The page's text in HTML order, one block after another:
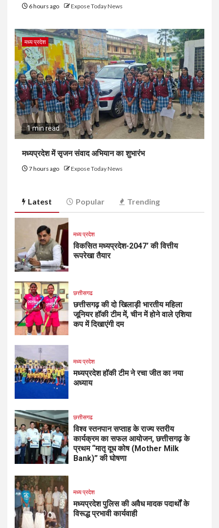
6 hours ago Expose Today News
मध्य प्रदेश
1 min read
मध्यप्रदेश में सृजन संवाद अभियान का शुभारंभ
7 hours ago Expose Today News
Latest Popular Trending
मध्य प्रदेश
विकसित मध्यप्रदेश-2047’ की वित्तीय
रूपरेखा तैयार
छत्तीसगढ
छत्तीसगढ़ की दो खिलाड़ी भारतीय महिला
जूनियर हॉकी टीम में, चीन में होने वाले एशिया
कप में दिखाएंगी दम
मध्य प्रदेश
मध्यप्रदेश हॉकी टीम ने रचा जीत का नया
अध्याय
छत्तीसगढ
विश्व स्तनपान सप्ताह के राज्य स्तरीय
कार्यक्रम का सफल आयोजन, छत्तीसगढ़ के
प्रथम “मातृ दूध कोष (Mother Milk
Bank)” की घोषणा
मध्य प्रदेश
मध्यप्रदेश पुलिस की अवैध मादक पदार्थों के
विरूद्ध प्रभावी कार्यवाही